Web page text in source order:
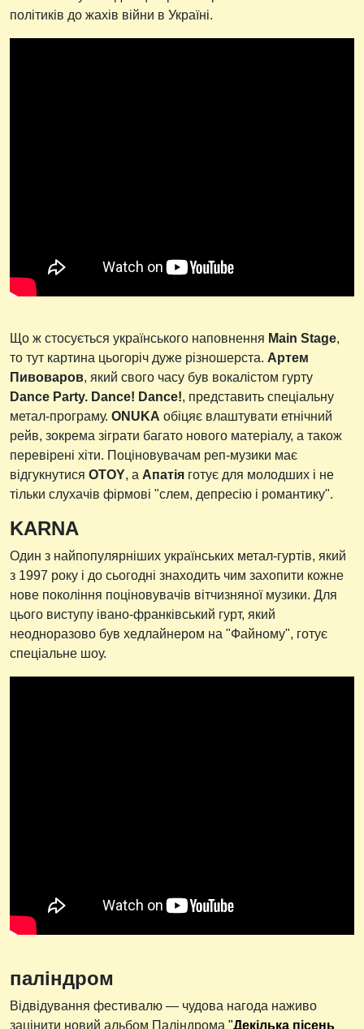
політиків до жахів війни в Україні.
Що ж стосується українського наповнення Main Stage,
то тут картина цьогоріч дуже різношерста. Артем
Пивоваров, який свого часу був вокалістом гурту
Dance Party. Dance! Dance!, представить спеціальну
метал-програму. ONUKA обіцяє влаштувати етнічний
рейв, зокрема зіграти багато нового матеріалу, а також
перевірені хіти. Поціновувачам реп-музики має
відгукнутися OTOY, а Апатія готує для молодших і не
тільки слухачів фірмові "слем, депресію і романтику".
KARNA
Один з найпопулярніших українських метал-гуртів, який
з 1997 року і до сьогодні знаходить чим захопити кожне
нове покоління поціновувачів вітчизняної музики. Для
цього виступу івано-франківський гурт, який
неодноразово був хедлайнером на "Файному", готує
спеціальне шоу.
паліндром
Відвідування фестивалю — чудова нагода наживо
зацінити новий альбом Паліндрома "Декілька пісень